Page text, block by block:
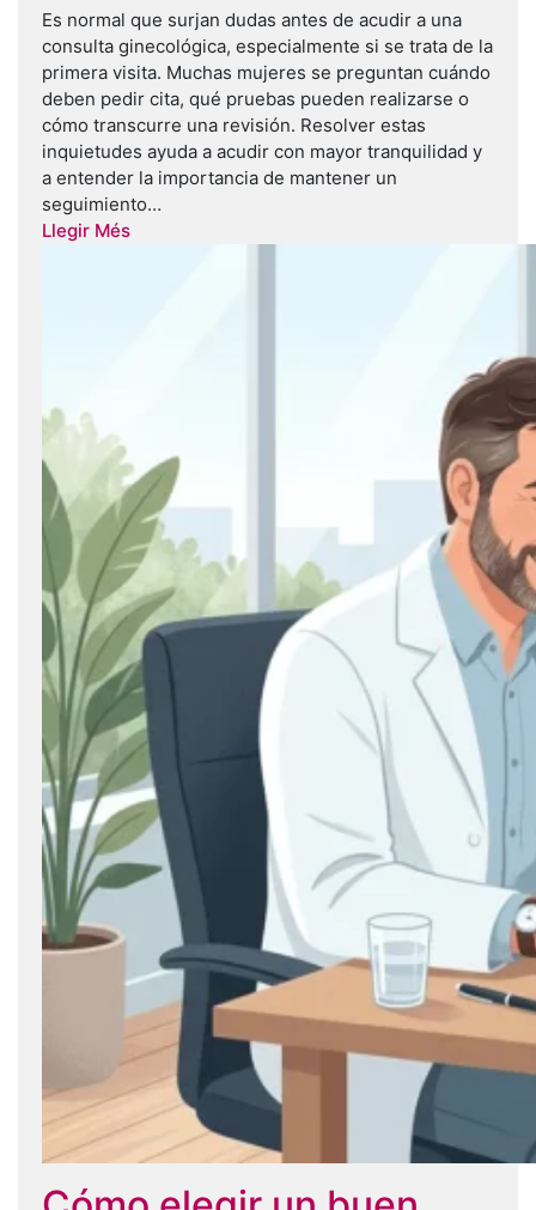
Es normal que surjan dudas antes de acudir a una
consulta ginecológica, especialmente si se trata de la
primera visita. Muchas mujeres se preguntan cuándo
deben pedir cita, qué pruebas pueden realizarse o
cómo transcurre una revisión. Resolver estas
inquietudes ayuda a acudir con mayor tranquilidad y
a entender la importancia de mantener un
seguimiento…
Llegir Més